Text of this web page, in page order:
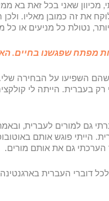
שאני בכל זאת בא
את זה כמובן מאליו.
נטולת כל מניעים או כל
מפתח שפגשנו בחיים.
השפיעו על הבחירה שלי.
רק בעברית. הייתה לי
גם למורים לעברית,
הייתי פוגש אותם
גם את אותם מורים.
דוברי העברית